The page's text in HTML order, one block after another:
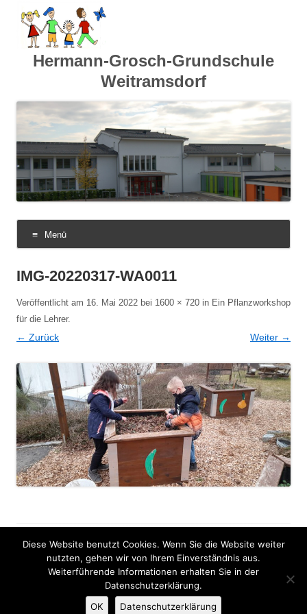
Hermann-Grosch-Grundschule
Weitramsdorf
Menü
springen
IMG-20220317-WA0011
Veröffentlicht am 16. Mai 2022 bei 1600 × 720 in Ein Pflanzworkshop
für die Lehrer.
← Zurück Weiter →
Impressum
Diese Website benutzt Cookies. Wenn Sie die Website weiter
nutzten, gehen wir von Ihrem Einverständnis aus.
Weiterführende Informationen erhalten Sie in der
Datenschutzerklärung.
OK
Datenschutzerklärung